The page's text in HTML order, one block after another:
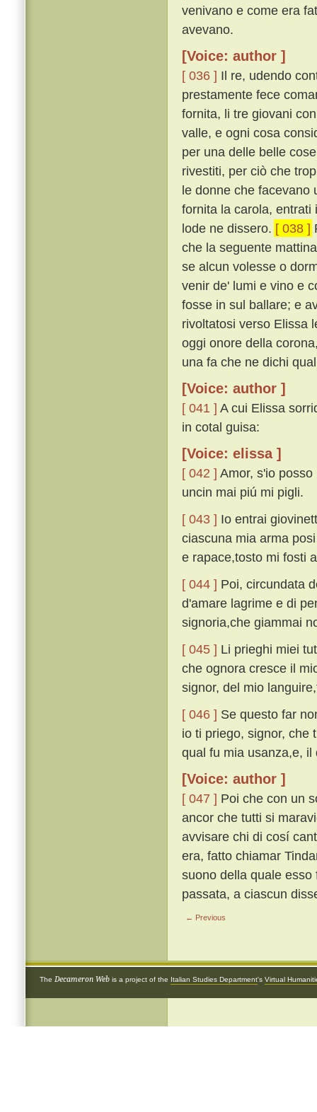
venivano e come era
avevano.
[Voice: author ]
[ 036 ] Il re, udendo
prestamente fece
fornita, li tre giovani
valle, e ogni cosa
per una delle belle
rivestiti, per ciò che
le donne che facevano
fornita la carola, entrati
lode ne dissero. [ 038 ]
che la seguente
se alcun volesse o
venir de' lumi e vino e
fosse in sul ballare; e
rivoltatosi verso Elissa
oggi onore della
una fa che ne dichi
[Voice: author ]
[ 041 ] A cui Elissa
in cotal guisa:
[Voice: elissa ]
[ 042 ] Amor, s'io
uncin mai piú mi pigli.
[ 043 ] Io entrai
ciascuna mia arma
e rapace,tosto mi fosti
[ 044 ] Poi, circundata
d'amare lagrime e di
signoria,che giammai
[ 045 ] Li prieghi miei
che ognora cresce il
signor, del mio
[ 046 ] Se questo far
io ti priego, signor, che
qual fu mia usanza,e,
[Voice: author ]
[ 047 ] Poi che con un
ancor che tutti si
avvisare chi di cosí
era, fatto chiamar
suono della quale
passata, a ciascun
← Previous
The Decameron Web is a project of the Italian Studies Department's Virtual